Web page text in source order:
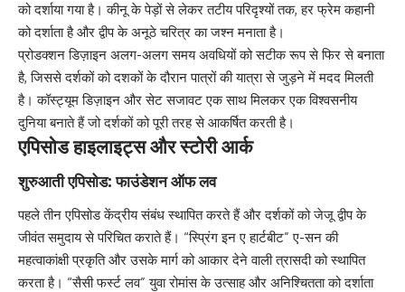
को दर्शाया गया है। कीनू के पेड़ों से लेकर तटीय परिदृश्यों तक, हर फ्रेम कहानी
को दर्शाता है और द्वीप के अनूठे चरित्र का जश्न मनाता है।
प्रोडक्शन डिज़ाइन अलग-अलग समय अवधियों को सटीक रूप से फिर से बनाता
है, जिससे दर्शकों को दशकों के दौरान पात्रों की यात्रा से जुड़ने में मदद मिलती
है। कॉस्ट्यूम डिज़ाइन और सेट सजावट एक साथ मिलकर एक विश्वसनीय
दुनिया बनाते हैं जो दर्शकों को पूरी तरह से आकर्षित करती है।
एपिसोड हाइलाइट्स और स्टोरी आर्क
शुरुआती एपिसोड: फाउंडेशन ऑफ लव
पहले तीन एपिसोड केंद्रीय संबंध स्थापित करते हैं और दर्शकों को जेजू द्वीप के
जीवंत समुदाय से परिचित कराते हैं। “स्प्रिंग इन ए हार्टबीट” ए-सन की
महत्वाकांक्षी प्रकृति और उसके मार्ग को आकार देने वाली त्रासदी को स्थापित
करता है। “सैसी फर्स्ट लव” युवा रोमांस के उत्साह और अनिश्चितता को दर्शाता